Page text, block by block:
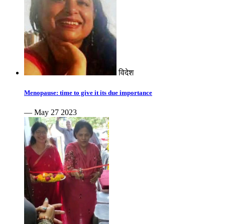
विदेश
Menopause: time to give it its due importance
— May 27 2023